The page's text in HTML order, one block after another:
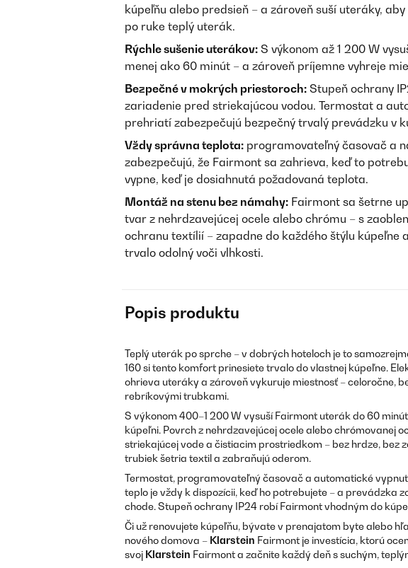
kúpeľňu alebo predsieň – a zároveň suší uteráky,
po ruke teplý uterák.
Rýchle sušenie uterákov: S výkonom až 1 200 W
menej ako 60 minút – a zároveň príjemne vyhreje
Bezpečné v mokrých priestoroch: Stupeň ochrany
zariadenie pred striekajúcou vodou. Termostat a
prehriatí zabezpečujú bezpečný trvalý prevádzku v
Vždy správna teplota: programovateľný časovač a
zabezpečujú, že Fairmont sa zahrieva, keď to
vypne, keď je dosiahnutá požadovaná teplota.
Montáž na stenu bez námahy: Fairmont sa šetrne
tvar z nehrdzavejúcej ocele alebo chrómu – s
ochranu textílií – zapadne do každého štýlu kúpeľne
trvalo odolný voči vlhkosti.
Popis produktu
Teplý uterák po sprche – v dobrých hoteloch je to
160 si tento komfort prinesiete trvalo do vlastnej kúpeľne.
ohrieva uteráky a zároveň vykuruje miestnosť – celoročne,
rebríkovými trubkami.
S výkonom 400–1 200 W vysuší Fairmont uterák do 60
kúpeľni. Povrch z nehrdzavejúcej ocele alebo chrómovanej
striekajúcej vode a čistiacim prostriedkom – bez hrdze, bez
trubiek šetria textil a zabraňujú oderom.
Termostat, programovateľný časovač a automatické
teplo je vždy k dispozícii, keď ho potrebujete – a prevádzka
chode. Stupeň ochrany IP24 robí Fairmont vhodným do
Či už renovujete kúpeľňu, bývate v prenajatom byte alebo
nového domova – Klarstein Fairmont je investícia, ktorú
svoj Klarstein Fairmont a začnite každý deň s suchým,